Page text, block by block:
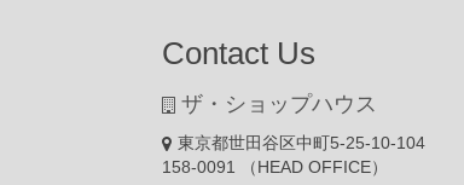
Contact Us
ザ・ショップハウス
東京都世田谷区中町5-25-10-104
158-0091 （HEAD OFFICE）